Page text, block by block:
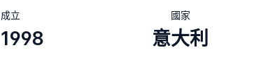
成立
1998
國家
意大利